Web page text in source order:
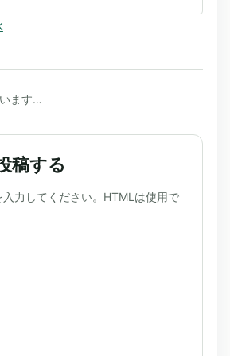
ます…
稿する
力してください。HTMLは使用で